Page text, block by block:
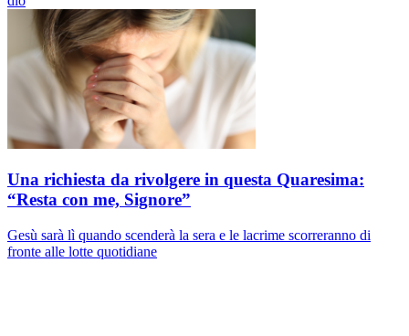
Una richiesta da rivolgere in questa Quaresima:
“Resta con me, Signore”
Gesù sarà lì quando scenderà la sera e le lacrime scorreranno di
fronte alle lotte quotidiane